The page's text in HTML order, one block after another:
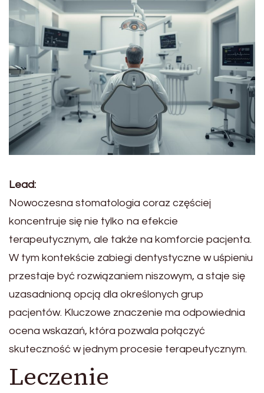
Lead:
Nowoczesna stomatologia coraz częściej
koncentruje się nie tylko na efekcie
terapeutycznym, ale także na komforcie pacjenta.
W tym kontekście zabiegi dentystyczne w uśpieniu
przestaje być rozwiązaniem niszowym, a staje się
uzasadnioną opcją dla określonych grup
pacjentów. Kluczowe znaczenie ma odpowiednia
ocena wskazań, która pozwala połączyć
skuteczność w jednym procesie terapeutycznym.
Leczenie